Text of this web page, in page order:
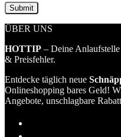
ÜBER UNS
HOTTIP – Deine
& Preisfehler.
Entdecke täglich neue
Onlineshopping bares Geld!
Angebote, unschlagbare